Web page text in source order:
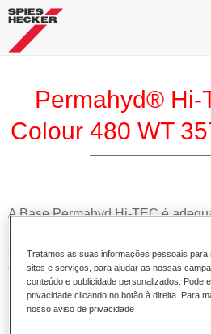
Permahyd® Hi-
Colour 480 WT
A Base Permahyd Hi-TEC é
sistema de base bicamada
contém todas as cores lisas e de
repintura de alta qualidade de
passageiros.
Tratamos as suas informações pessoais para
sites e serviços, para ajudar as nossas
conteúdo e publicidade personalizados. Pode
privacidade clicando no botão à direita. Para
nosso aviso de privacidade